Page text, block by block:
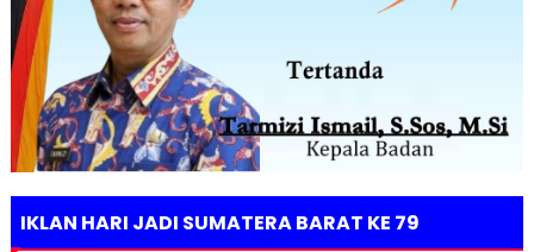
IKLAN HARI JADI SUMATERA BARAT KE 79